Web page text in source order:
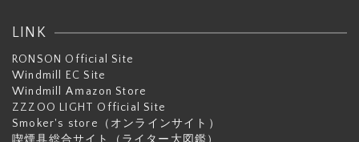
LINK
RONSON Official Site
Windmill EC Site
Windmill Aｍazon Store
ZZZOO LIGHT Official Site
Smoker's store（オンラインサイト）